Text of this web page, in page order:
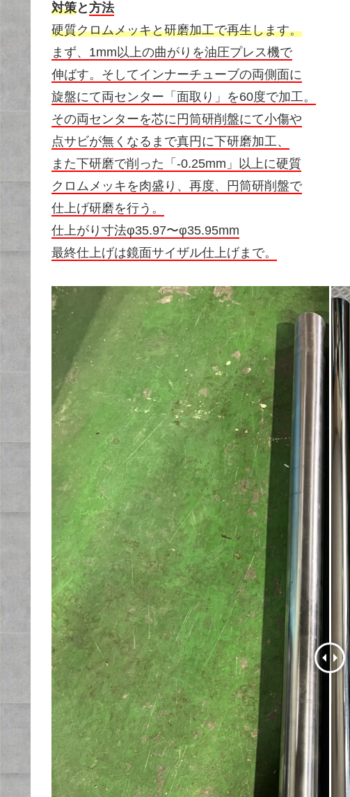
対策と方法
硬質クロムメッキと研磨加工で再生します。
まず、1mm以上の曲がりを油圧プレス機で
伸ばす。そしてインナーチューブの両側面に
旋盤にて両センター「面取り」を60度で加工。
その両センターを芯に円筒研削盤にて小傷や
点サビが無くなるまで真円に下研磨加工、
また下研磨で削った「-0.25mm」以上に硬質
クロムメッキを肉盛り、再度、円筒研削盤で
仕上げ研磨を行う。
仕上がり寸法φ35.97〜φ35.95mm
最終仕上げは鏡面サイザル仕上げまで。